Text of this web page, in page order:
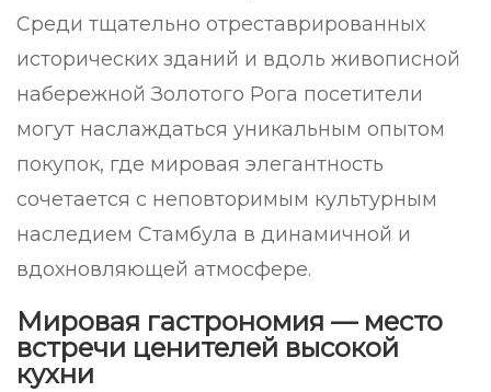
Среди тщательно отреставрированных
исторических зданий и вдоль живописной
набережной Золотого Рога посетители
могут наслаждаться уникальным опытом
покупок, где мировая элегантность
сочетается с неповторимым культурным
наследием Стамбула в динамичной и
вдохновляющей атмосфере.
Мировая гастрономия — место
встречи ценителей высокой
кухни